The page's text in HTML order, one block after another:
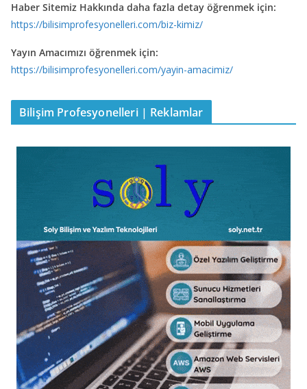
Haber Sitemiz Hakkında daha fazla detay öğrenmek için:
https://bilisimprofesyonelleri.com/biz-kimiz/
Yayın Amacımızı öğrenmek için:
https://bilisimprofesyonelleri.com/yayin-amacimiz/
Bilişim Profesyonelleri | Reklamlar